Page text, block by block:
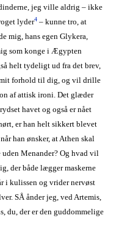
jeg ville aldrig – ikke
lyder4– kunne tro, at
mig, hans egen Glykera,
som konge i Ægypten
helt tydeligt ud fra det brev,
mit forhold til dig, og vil drille
af attisk ironi. Det glæder
havet og også er nået
er han helt sikkert blevet
han ønsker, at Athen skal
Menander? Og hvad vil
der både lægger maskerne
i kulissen og vrider nervøst
SÅ ånder jeg, ved Artemis,
du, der er den guddommelige